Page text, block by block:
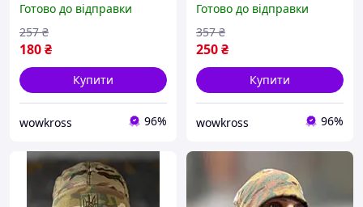
зимова для ЗСУ
Готово до відправки
180₴
257 ₴
Купити
wowkross 96%
зимова для ЗСУ
Готово до відправки
250₴
357 ₴
Купити
wowkross 96%